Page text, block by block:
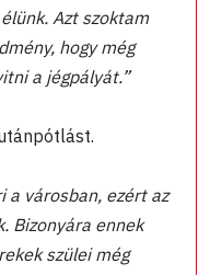
Azt szoktam
hogy még
a jégpályát.”
a városban, ezért az
Bizonyára ennek
szülei még